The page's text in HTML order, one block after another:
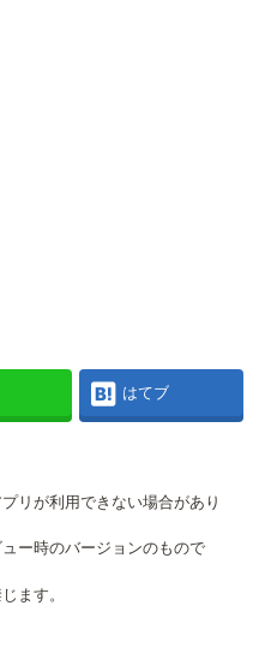
はてブ
リが利用できない場合があり
ー時のバージョンのもので
ます。